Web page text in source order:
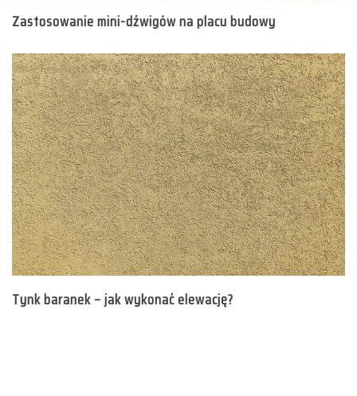
Zastosowanie mini-dźwigów na placu budowy
Tynk baranek – jak wykonać elewację?